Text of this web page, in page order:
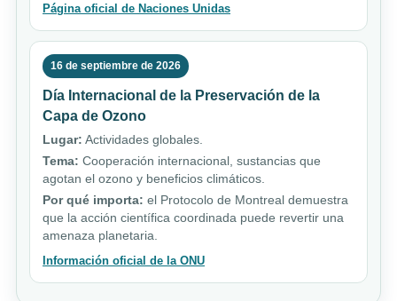
Página oficial de Naciones Unidas
16 de septiembre de 2026
Día Internacional de la Preservación de la
Capa de Ozono
Lugar: Actividades globales.
Tema: Cooperación internacional, sustancias que
agotan el ozono y beneficios climáticos.
Por qué importa: el Protocolo de Montreal demuestra
que la acción científica coordinada puede revertir una
amenaza planetaria.
Información oficial de la ONU